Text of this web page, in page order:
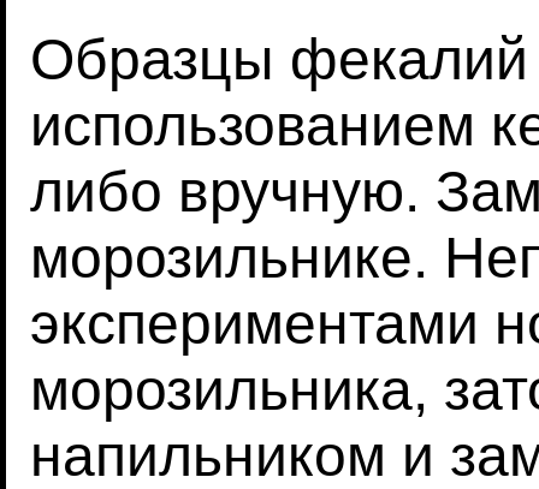
Образцы
использованием
либо вручную.
морозильнике.
экспериментами
морозильника,
напильником и